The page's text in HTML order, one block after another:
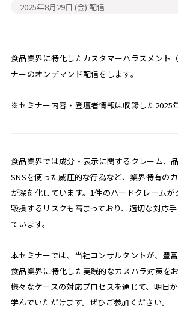
2025年8月29日 (金) 配信
食品業界に特化したカスタマーハラスメント
ナーのオンデマンド配信をします。
※セミナー内容・登壇者情報は収録した2025
食品業界では成分・表示に関するクレーム、
SNSを使った威圧的な行為など、業界特有の
が深刻化しています。1件のハードクレームが
毀損するリスクも高まっており、適切な対応
ています。
本セミナーでは、当社コンサルタントが、豊
食品業界に特化した実践的なカスハラ対策をお
様々なケースの対応プロセスを通じて、明日
学んでいただけます。ぜひご参加ください。